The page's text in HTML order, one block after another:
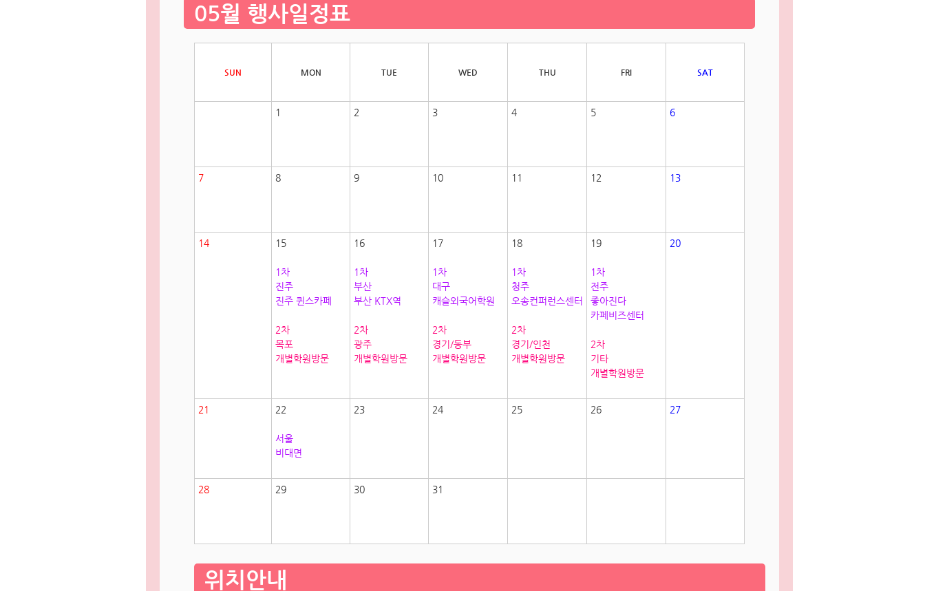
05월 행사일정표
SUN MON TUE WED THU FRI SAT
1 2 3 4 5 6
7 8 9 10 11 12 13
14 15
1차
진주
진주 퀸스카페
2차
목포
개별학원방문
16
1차
부산
부산 KTX역
2차
광주
개별학원방문
17
1차
대구
캐슬외국어학원
2차
경기/동부
개별학원방문
18
1차
청주
오송컨퍼런스센터
2차
경기/인천
개별학원방문
19
1차
전주
좋아진다
카페비즈센터
2차
기타
개별학원방문
20
21 22
서울
비대면
23 24 25 26 27
28 29 30 31
위치안내